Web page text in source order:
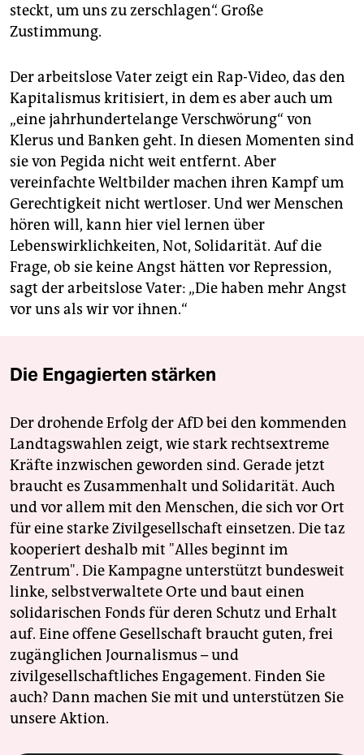
steckt, um uns zu zerschlagen“. Große
Zustimmung.
Der arbeitslose Vater zeigt ein Rap-Video, das den
Kapitalismus kritisiert, in dem es aber auch um
„eine jahrhundertelange Verschwörung“ von
Klerus und Banken geht. In diesen Momenten sind
sie von Pegida nicht weit entfernt. Aber
vereinfachte Weltbilder machen ihren Kampf um
Gerechtigkeit nicht wertloser. Und wer Menschen
hören will, kann hier viel lernen über
Lebenswirklichkeiten, Not, Solidarität. Auf die
Frage, ob sie keine Angst hätten vor Repression,
sagt der arbeitslose Vater: „Die haben mehr Angst
vor uns als wir vor ihnen.“
Die Engagierten stärken
Der drohende Erfolg der AfD bei den kommenden
Landtagswahlen zeigt, wie stark rechtsextreme
Kräfte inzwischen geworden sind. Gerade jetzt
braucht es Zusammenhalt und Solidarität. Auch
und vor allem mit den Menschen, die sich vor Ort
für eine starke Zivilgesellschaft einsetzen. Die taz
kooperiert deshalb mit "Alles beginnt im
Zentrum". Die Kampagne unterstützt bundesweit
linke, selbstverwaltete Orte und baut einen
solidarischen Fonds für deren Schutz und Erhalt
auf. Eine offene Gesellschaft braucht guten, frei
zugänglichen Journalismus – und
zivilgesellschaftliches Engagement. Finden Sie
auch? Dann machen Sie mit und unterstützen Sie
unsere Aktion.